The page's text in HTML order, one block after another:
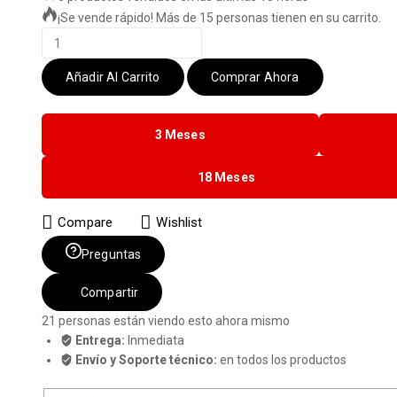
¡Se vende rápido! Más de 15 personas tienen en su carrito.
Añadir Al Carrito Comprar Ahora
3 Meses
18 Meses
Compare Wishlist
Preguntas
Compartir
21 personas están viendo esto ahora mismo
Entrega: Inmediata
Envío y Soporte técnico: en todos los productos